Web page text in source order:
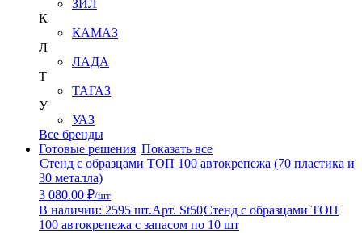
ЗИЛ
К
КАМАЗ
Л
ЛАДА
Т
ТАГАЗ
У
УАЗ
Все бренды
Готовые решения Показать все
Стенд с образцами ТОП 100 автокрепежа (70 пластика и
30 металла)
3 080.00 ₽/шт
В наличии: 2595 шт.Арт. St50Стенд с образцами ТОП
100 автокрепежа с запасом по 10 шт